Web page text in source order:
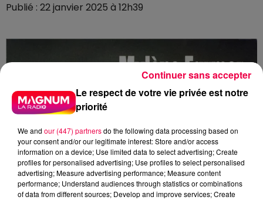
Publié : 22 janvier 2025 à 12h39
Le respect de votre vie privée est notre
priorité
We and our (447) partnersdo the following data processing based on
your consent and/or our legitimate interest: Store and/or access
information on a device; Use limited data to select advertising; Create
profiles for personalised advertising; Use profiles to select personalised
advertising; Measure advertising performance; Measure content
performance; Understand audiences through statistics or combinations
of data from different sources; Develop and improve services; Create
Continuer sans accepter